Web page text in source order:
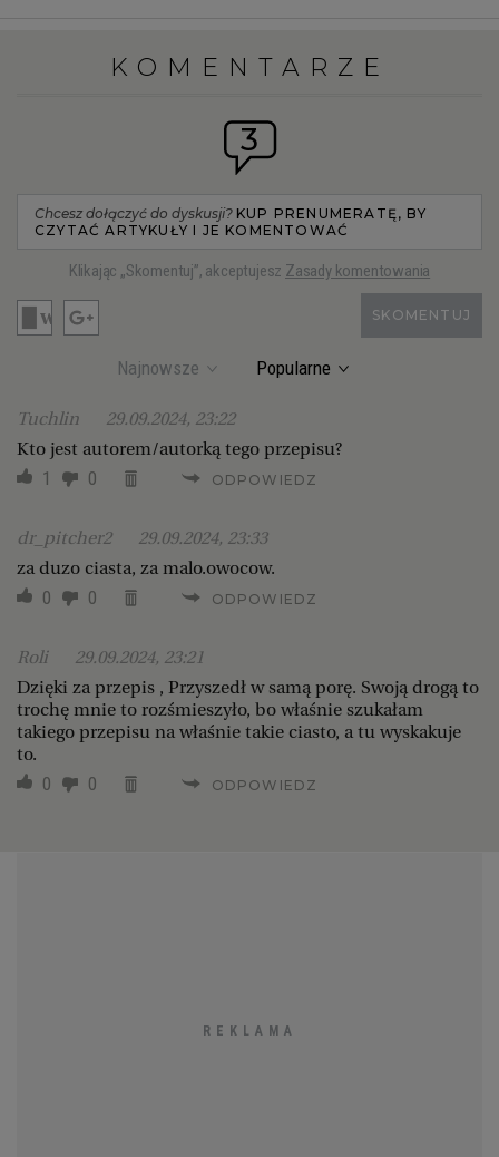
KOMENTARZE
3
Chcesz dołączyć do dyskusji? KUP PRENUMERATĘ, BY
CZYTAĆ ARTYKUŁY I JE KOMENTOWAĆ
Klikając „Skomentuj”, akceptujesz Zasady komentowania
SKOMENTUJ
Najnowsze Popularne
Tuchlin
29.09.2024, 23:22
Kto jest autorem/autorką tego przepisu?
1 0 ODPOWIEDZ
dr_pitcher2
29.09.2024, 23:33
za duzo ciasta, za malo.owocow.
0 0 ODPOWIEDZ
Roli
29.09.2024, 23:21
Dzięki za przepis , Przyszedł w samą porę. Swoją drogą to
trochę mnie to rozśmieszyło, bo właśnie szukałam
takiego przepisu na właśnie takie ciasto, a tu wyskakuje
to.
0 0 ODPOWIEDZ